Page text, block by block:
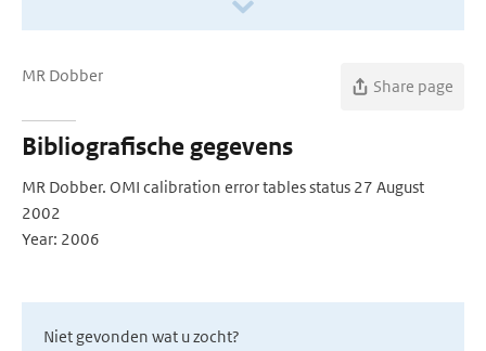
MR Dobber
Share page
Bibliografische gegevens
MR Dobber. OMI calibration error tables status 27 August
2002
Year: 2006
Niet gevonden wat u zocht?